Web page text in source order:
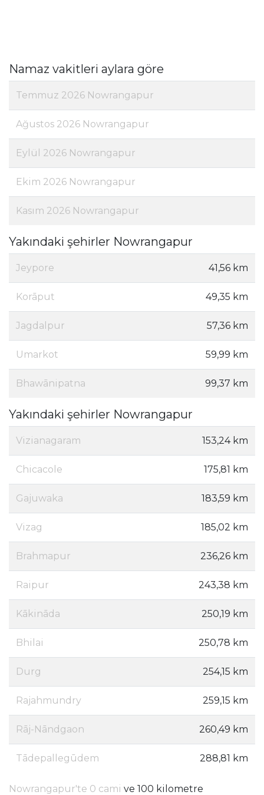
Namaz vakitleri aylara göre
Temmuz 2026 Nowrangapur
Ağustos 2026 Nowrangapur
Eylül 2026 Nowrangapur
Ekim 2026 Nowrangapur
Kasım 2026 Nowrangapur
Yakındaki şehirler Nowrangapur
Jeypore 41,56 km
Korāput 49,35 km
Jagdalpur 57,36 km
Umarkot 59,99 km
Bhawānipatna 99,37 km
Yakındaki şehirler Nowrangapur
Vizianagaram 153,24 km
Chicacole 175,81 km
Gajuwaka 183,59 km
Vizag 185,02 km
Brahmapur 236,26 km
Raipur 243,38 km
Kākināda 250,19 km
Bhilai 250,78 km
Durg 254,15 km
Rajahmundry 259,15 km
Rāj-Nāndgaon 260,49 km
Tādepallegūdem 288,81 km
Nowrangapur'te 0 cami ve 100 kilometre